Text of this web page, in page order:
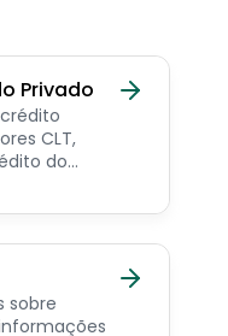
Privado
CLT,
do
sobre